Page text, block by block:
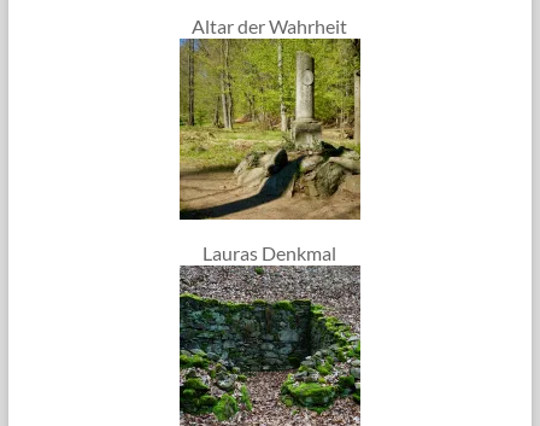
Altar der Wahrheit
Lauras Denkmal